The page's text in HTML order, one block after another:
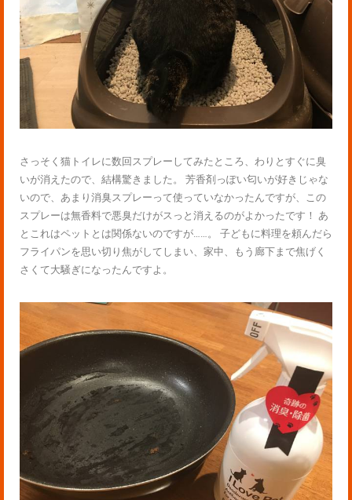
さっそく猫トイレに数回スプレーしてみたところ、わりとすぐに臭
いが消えたので、結構驚きました。 芳香剤っぽい匂いが好きじゃな
いので、あまり消臭スプレーって使っていなかったんですが、この
スプレーは無香料で悪臭だけがスっと消えるのがよかったです！ あ
とこれはペットとは関係ないのですが……。 子どもに料理を頼んだら
フライパンを思い切り焦がしてしまい、家中、もう廊下まで焦げく
さくて大騒ぎになったんですよ。